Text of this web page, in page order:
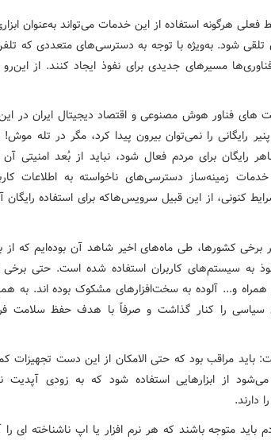
فعلی هرگونه استفاده از این خدمات می‌تواند به‌عنوان
تلقی شود. به‌ویژه با توجه به دسترسی‌های متعددی که
مسیرهای جدیدی برای نفوذ ایجاد کنند. از این‌رو
های فناور هوش مصنوعی و اقتصاد دیجیتال ایران در
رایگانی را نمی‌توان بیرون پیدا کرد، مگر در تله
رایگان برای مردم فعال شود، نباید از بُعد امنیتی
زمینه‌ساز دسترسی‌های ناخواسته به اطلاعات
کنونی، از این قبیل سرویس‌هاکه برای استفاده رایگان
کشورها، طی ماه‌های اخیر شاهد آن بوده‌ایم که از
به سیستم‌های کاربران استفاده شده است. حتی برخی
همراه و... آلوده به سخت‌افزارهای مشکوک بوده اند. به
سیاسی را کنار گذاشت و صرفاً با هدف حفظ سلامت
باید مراقب بود که حتی الامکان از این دست تجهیزات
از ابزارهایی استفاده شود که به زودی
دارند.
باید متوجه باشند که هر نرم افزار یا اپ ناشناخته ای